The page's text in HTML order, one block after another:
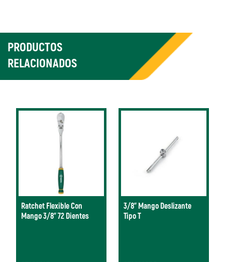
PRODUCTOS
RELACIONADOS
Ratchet Flexible Con
Mango 3/8” 72 Dientes
3/8" Mango Deslizante
Tipo T